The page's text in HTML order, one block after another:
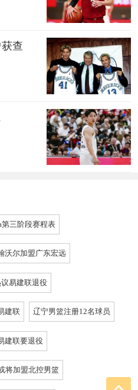
查
第三阶段赛程表
沃尔加盟广东宏远
易建联退役
建联 辽宁男篮注册12名球员
建联要退役
将加盟北控男篮